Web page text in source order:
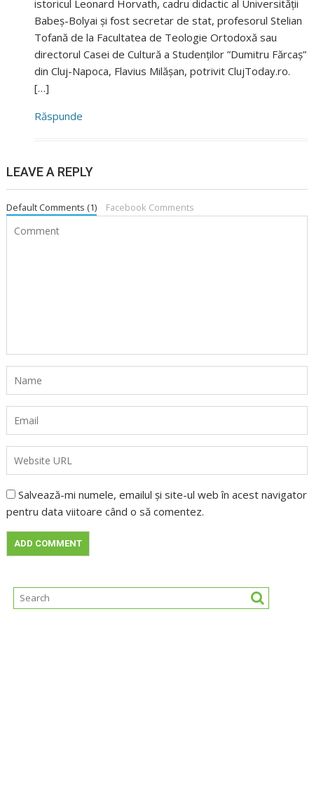
istoricul Leonard Horvath, cadru didactic al Universității
Babeș-Bolyai și fost secretar de stat, profesorul Stelian
Tofană de la Facultatea de Teologie Ortodoxă sau
directorul Casei de Cultură a Studenților ”Dumitru Fărcaș”
din Cluj-Napoca, Flavius Milășan, potrivit ClujToday.ro.
[…]
Răspunde
LEAVE A REPLY
Default Comments (1) Facebook Comments
Salvează-mi numele, emailul și site-ul web în acest navigator
pentru data viitoare când o să comentez.